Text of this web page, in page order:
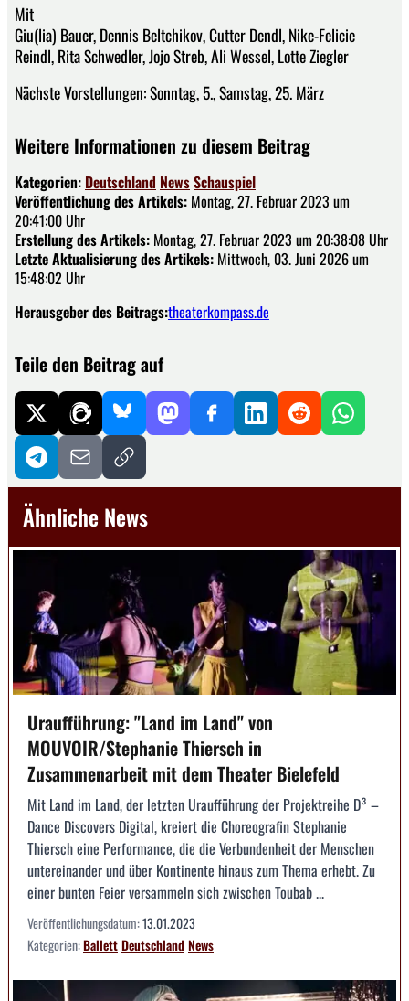
Mit
Giu(lia) Bauer, Dennis Beltchikov, Cutter Dendl, Nike-Felicie
Reindl, Rita Schwedler, Jojo Streb, Ali Wessel, Lotte Ziegler
Nächste Vorstellungen: Sonntag, 5., Samstag, 25. März
Weitere Informationen zu diesem Beitrag
Kategorien: Deutschland NewsSchauspiel
Veröffentlichung des Artikels: Montag, 27. Februar 2023 um
20:41:00 Uhr
Erstellung des Artikels: Montag, 27. Februar 2023 um 20:38:08 Uhr
Letzte Aktualisierung des Artikels: Mittwoch, 03. Juni 2026 um
15:48:02 Uhr
Herausgeber des Beitrags:theaterkompass.de
Teile den Beitrag auf
Ähnliche News
Uraufführung: "Land im Land" von
MOUVOIR/Stephanie Thiersch in
Zusammenarbeit mit dem Theater Bielefeld
Mit Land im Land, der letzten Uraufführung der Projektreihe D³ –
Dance Discovers Digital, kreiert die Choreografin Stephanie
Thiersch eine Performance, die die Verbundenheit der Menschen
untereinander und über Kontinente hinaus zum Thema erhebt. Zu
einer bunten Feier versammeln sich zwischen Toubab ...
Veröffentlichungsdatum:13.01.2023
Kategorien:BallettDeutschlandNews